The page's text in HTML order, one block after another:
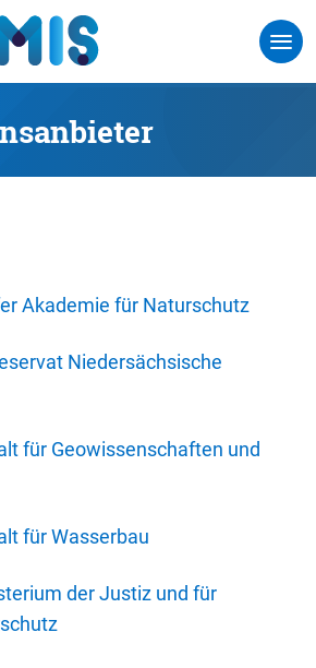
Akademie für Naturschutz
Niedersächsische
für Geowissenschaften und
für Wasserbau
der Justiz und für